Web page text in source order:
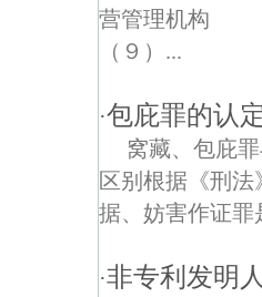
营管理机构
（９）...
·包庇罪的认
窝藏、包庇
区别根据《刑
据、妨害作证罪
·非专利发明